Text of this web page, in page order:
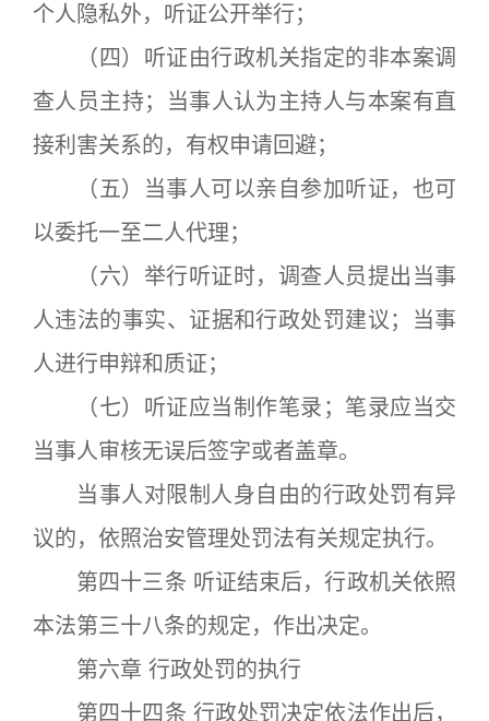
个人隐私外，听证公开举行；
（四）听证由行政机关指定的非本案调
查人员主持；当事人认为主持人与本案有直
接利害关系的，有权申请回避；
（五）当事人可以亲自参加听证，也可
以委托一至二人代理；
（六）举行听证时，调查人员提出当事
人违法的事实、证据和行政处罚建议；当事
人进行申辩和质证；
（七）听证应当制作笔录；笔录应当交
当事人审核无误后签字或者盖章。
当事人对限制人身自由的行政处罚有异
议的，依照治安管理处罚法有关规定执行。
第四十三条 听证结束后，行政机关依照
本法第三十八条的规定，作出决定。
第六章 行政处罚的执行
第四十四条 行政处罚决定依法作出后，